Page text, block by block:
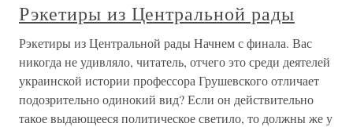
Рэкетиры из Центральной рады
Рэкетиры из Центральной рады Начнем с финала. Вас
никогда не удивляло, читатель, отчего это среди деятелей
украинской истории профессора Грушевского отличает
подозрительно одинокий вид? Если он действительно
такое выдающееся политическое светило, то должны же у